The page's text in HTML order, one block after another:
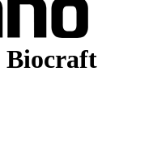
Biocraft